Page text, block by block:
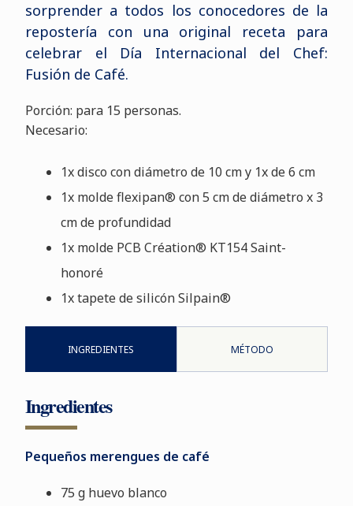
sorprender a todos los conocedores de la
repostería con una original receta para
celebrar el Día Internacional del Chef:
Fusión de Café.
Porción: para 15 personas.
Necesario:
1x disco con diámetro de 10 cm y 1x de 6 cm
1x molde flexipan® con 5 cm de diámetro x 3
cm de profundidad
1x molde PCB Création® KT154 Saint-
honoré
1x tapete de silicón Silpain®
INGREDIENTES MÉTODO
Ingredientes
Pequeños merengues de café
75 g huevo blanco